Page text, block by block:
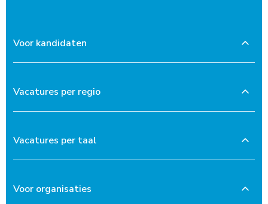
Voor kandidaten
Vacatures per regio
Vacatures per taal
Voor organisaties